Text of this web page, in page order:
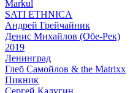
Markul
SATI ETHNICA
Андрей Грейчайник
Денис Михайлов (Обе-Рек)
2019
Ленинград
Глеб Самойлов & the Matrixx
Пикник
Сергей Калугин